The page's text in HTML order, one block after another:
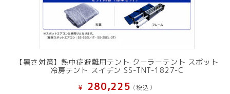
【暑さ対策】熱中症避難用テント クーラーテント スポット
冷房テント スイデン SS-TNT-1827-C
¥ 280,225 (税込）